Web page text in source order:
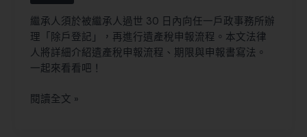
繼承人須於被繼承人過世 30 日內向任一戶政事務所辦
理「除戶登記」，再進行遺產稅申報流程。本文法律
人將詳細介紹遺產稅申報流程、期限與申報書寫法。
一起來看看吧！
閱讀全文 »